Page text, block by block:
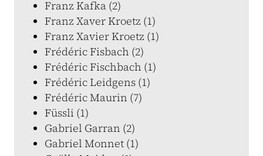
Franz Kafka (2)
Franz Xaver Kroetz (1)
Franz Xavier Kroetz (1)
Frédéric Fisbach (2)
Frédéric Fischbach (1)
Frédéric Leidgens (1)
Frédéric Maurin (7)
Füssli (1)
Gabriel Garran (2)
Gabriel Monnet (1)